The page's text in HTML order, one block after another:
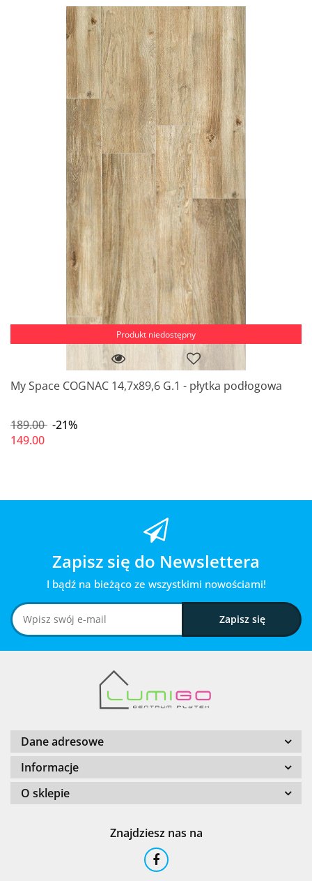
Produkt niedostępny
My Space COGNAC 14,7x89,6 G.1 - płytka podłogowa
189.00 -21%
149.00
Zapisz się do Newslettera
I bądź na bieżąco ze wszystkimi nowościami!
Dane adresowe
Informacje
O sklepie
Znajdziesz nas na